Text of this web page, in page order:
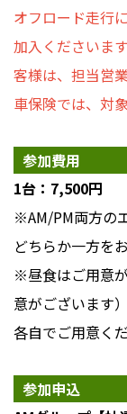
オフロード走行
加入くださいま
客様は、担当営
車保険では、対
参加費用
1台：7,500円
※AM/PM両方の
どちらか一方を
※昼食はご用意
意がございます）
各自でご用意くだ
参加申込